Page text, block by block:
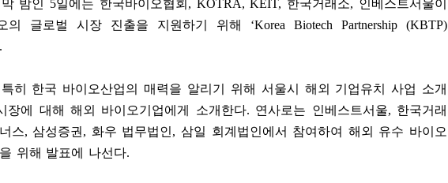
밤인 5일에는 한국바이오협회 , KOTRA, KEIT, 한국거래소, 인베스트서울이
의 글로벌 시장 진출을 지원하기 위해 ‘Korea Biotech Partnership (KBTP)
히 한국 바이오산업의 매력을 알리기 위해 서울시 해외 기업유치 사업 소개
장에 대해 해외 바이오기업에게 소개한다. 연사로는 인베스트서울, 한국거래
스,삼성증권 , 화우 법무법인,삼일 회계법인에서 참여하여 해외 유수 바이오
위해 발표에 나선다.